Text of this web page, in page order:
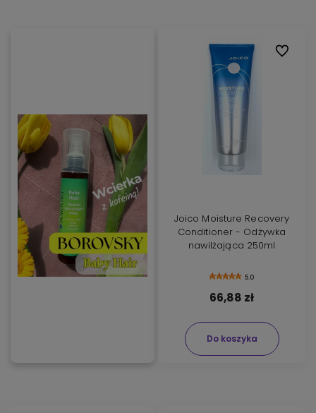
Joico Moisture Recovery
Conditioner - Odżywka
nawilżająca 250ml
5.0
66,88 zł
Do koszyka
Do